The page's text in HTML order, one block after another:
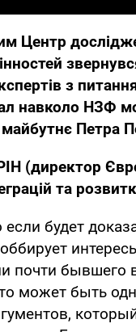
Центр
з
навколо НЗФ
майбутнє Петра
(директор
та
будет
почти бывшего
может быть